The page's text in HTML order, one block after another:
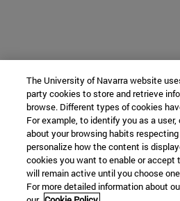
The University of Navarra website
party cookies to store and retrieve
browse. Different types of cookies
For example, to identify you as a
about your browsing habits
personalize how the content is
cookies you want to enable or accept
will remain active until you choose
For more detailed information about